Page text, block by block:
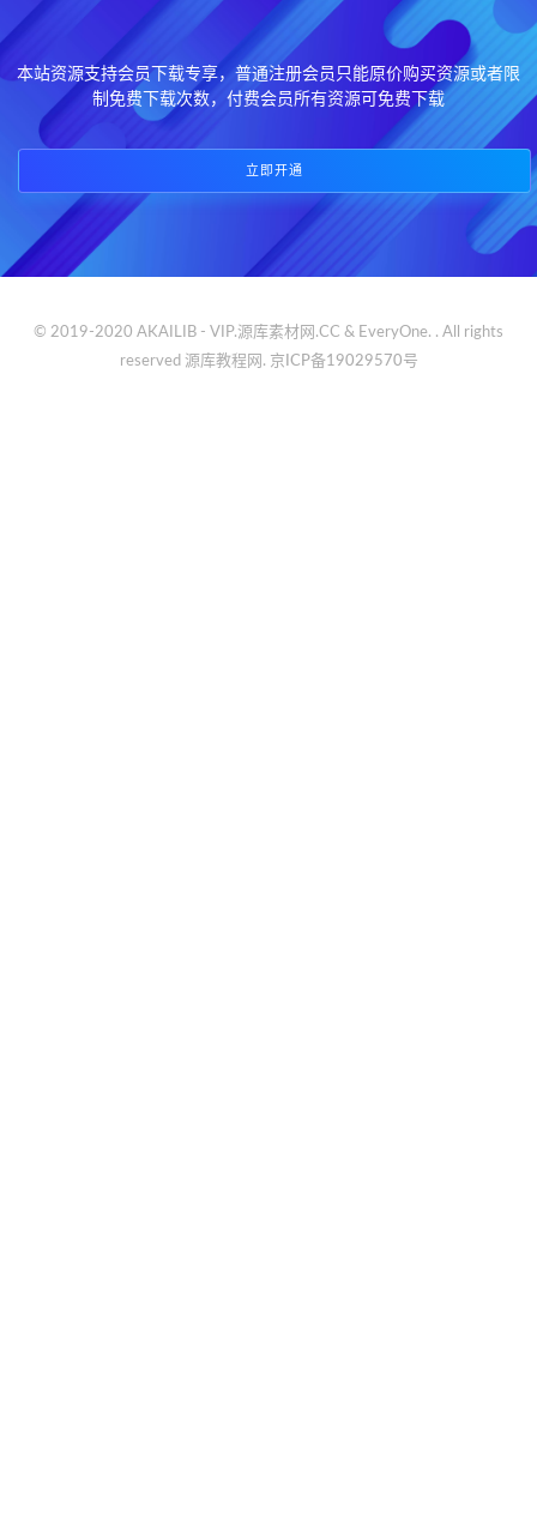
本站资源支持会员下载专享，普通注册会员只能原价购买资源或者限
制免费下载次数，付费会员所有资源可免费下载
立即开通
© 2019-2020 AKAILIB - VIP.源库素材网.CC & EveryOne. . All rights
reserved 源库教程网. 京ICP备19029570号